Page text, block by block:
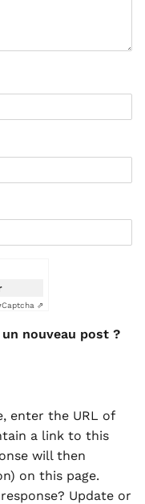
Captcha ⇗
nouveau post ?
enter the URL of
a link to this
will then
on this page.
Update or